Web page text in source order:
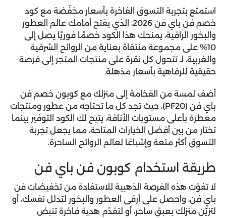
استمتع بتجربة التسوق الفاخرة بأسعار مخفّضة مع كود
خصم فن باي فن 2026
، الذي يفتح أمامك عالم العطور
والبخور الراقية، يمنحك هذا الكود خصمًا فوريًا يصل إلى
10% على مجموعة منتقاة بعناية من الروائح الشرقية
والغربية، لـ تتحول كل نقرة على منتجات المتجر إلى فرصة
حقيقية للرفاهية بأسعار مذهلة.
أضف لمسة من الفخامة إلى منزلك مع كوبون خصم فن
باي فن (PF20)
، حيث تجد كل ما تحتاجه من عطور ومنتجات
معطرة بأعلى مستويات الأناقة، يتيح لك الكود التوفير بينما
تختار من بين أفضل الخيارات المتاحة، مما يجعل تجربة
التسوق أكثر متعة وإشباعًا لعالم الروائح الساحرة.
طريقة استخدام كوبون فن باي فن
لا تفوّت هذه الفرصة الذهبية للاستفادة من تخفيضات فن
باي فن، واحصل على أرقى العطور والبخور لتدلل نفسك، أو
لتزيّن منزلك بعبق ساحر، أو لتقدّم هدية فاخرة تنبض